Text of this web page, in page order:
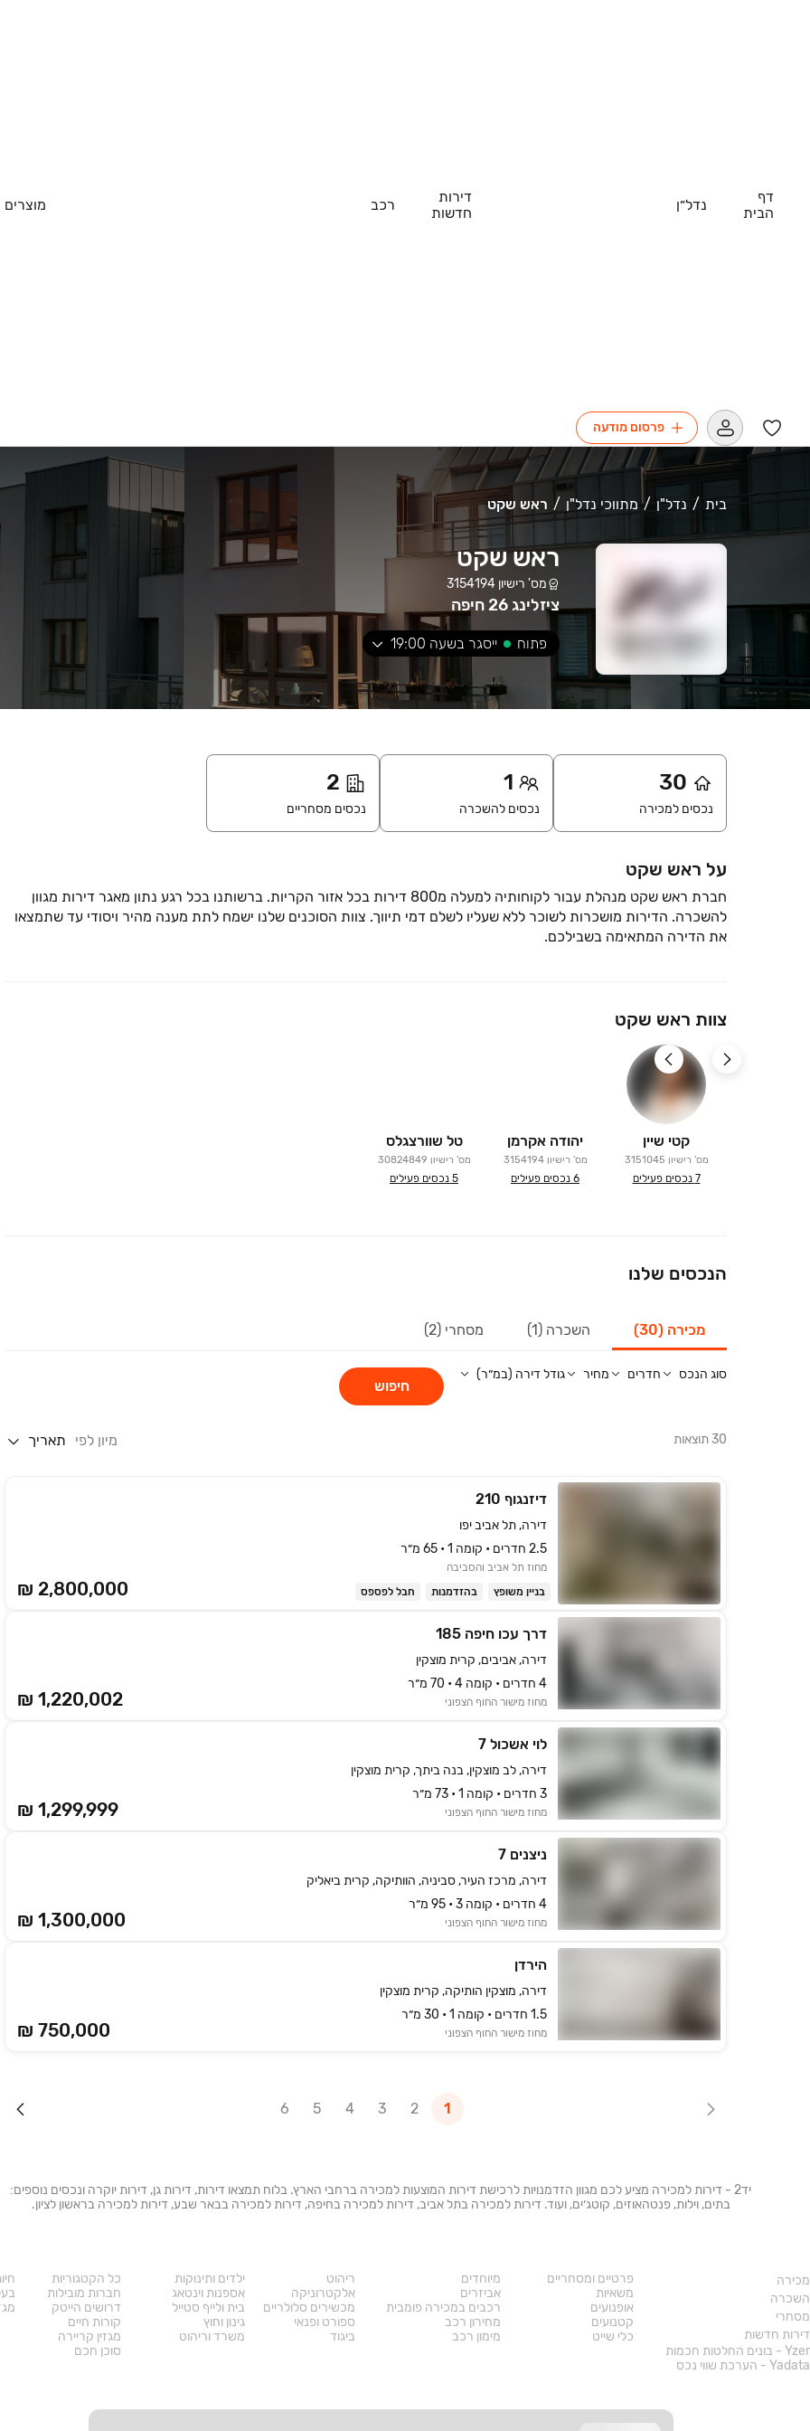
דף
הבית
נדל״ן
דירות
חדשות
רכב מוצרים
פרסום מודעה
בית נדל"ן מתווכי נדל"ן ראש שקט
ראש שקט
מס' רישיון 3154194
ציזלינג 26 חיפה
פתוח ייסגר בשעה 19:00
30
נכסים למכירה
1
נכסים להשכרה
2
נכסים מסחריים
על ראש שקט
חברת ראש שקט מנהלת עבור לקוחותיה למעלה מ800 דירות בכל אזור הקריות. ברשותנו בכל רגע נתון מאגר דירות מגוון
להשכרה. הדירות מושכרות לשוכר ללא שעליו לשלם דמי תיווך. צוות הסוכנים שלנו ישמח לתת מענה מהיר ויסודי עד שתמצאו
את הדירה המתאימה בשבילכם.
צוות ראש שקט
קטי שיין
מס' רישיון 3151045
7 נכסים פעילים
יהודה אקרמן
מס' רישיון 3154194
6 נכסים פעילים
טל שוורצגלס
מס' רישיון 30824849
5 נכסים פעילים
הנכסים שלנו
מכירה (30) השכרה (1) מסחרי (2)
סוג הנכס חדרים מחיר גודל דירה (במ״ר)
חיפוש
30תוצאות מיון לפי תאריך
₪ 2,800,000
דיזנגוף 210
דירה, תל אביב יפו
2.5 חדרים • קומה ‎1‏ • 65 מ״ר
מחוז תל אביב והסביבה
בניין משופץ
בהזדמנות חבל לפספס
₪ 1,220,002
דרך עכו חיפה 185
דירה, אביבים, קרית מוצקין
4 חדרים • קומה ‎4‏ • 70 מ״ר
מחוז מישור החוף הצפוני
₪ 1,299,999
לוי אשכול 7
דירה, לב מוצקין, בנה ביתך, קרית מוצקין
3 חדרים • קומה ‎1‏ • 73 מ״ר
מחוז מישור החוף הצפוני
₪ 1,300,000
ניצנים 7
דירה, מרכז העיר, סביניה, הוותיקה, קרית ביאליק
4 חדרים • קומה ‎3‏ • 95 מ״ר
מחוז מישור החוף הצפוני
₪ 750,000
הירדן
דירה, מוצקין הותיקה, קרית מוצקין
1.5 חדרים • קומה ‎1‏ • 30 מ״ר
מחוז מישור החוף הצפוני
1
2
3
4
5
6
יד2 - דירות למכירה מציע לכם מגוון הזדמנויות לרכישת דירות המוצעות למכירה ברחבי הארץ. בלוח תמצאו דירות, דירות גן, דירות יוקרה ונכסים נוספים:
בתים, וילות, פנטהאוזים, קוטג׳ים, ועוד. דירות למכירה בתל אביב, דירות למכירה בחיפה, דירות למכירה בבאר שבע, דירות למכירה בראשון לציון.
מכירה
השכרה
מסחרי
דירות חדשות
Yzer - בונים החלטות חכמות
Yadata - הערכת שווי נכס
פרטיים ומסחריים
משאיות
אופנועים
קטנועים
כלי שייט
מיוחדים
אביזרים
רכבים במכירה פומבית
מחירון רכב
מימון רכב
ריהוט
אלקטרוניקה
מכשירים סלולריים
ספורט ופנאי
ביגוד
ילדים ותינוקות
אספנות וינטאג
בית ולייף סטייל
גינון וחוץ
משרד וריהוט
כל הקטגוריות
חברות מובילות
דרושים הייטק
קורות חיים
מגזין קריירה
סוכן חכם